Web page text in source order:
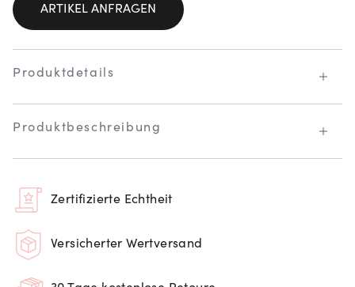
ARTIKEL ANFRAGEN
Produktdetails
Produktbeschreibung
Zertifizierte Echtheit
Versicherter Wertversand